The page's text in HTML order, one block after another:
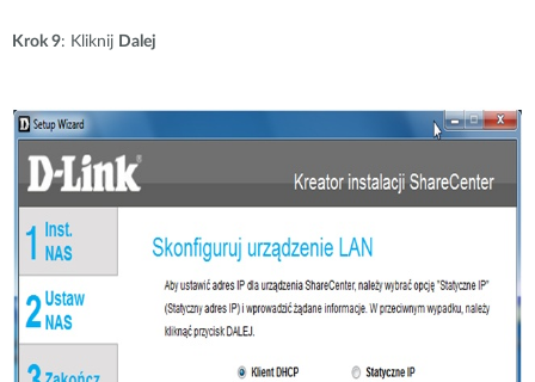
Krok 9: Kliknij Dalej